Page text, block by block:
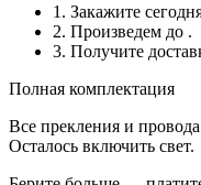
1. Закажите
2. Произведем до .
3. Получите
Полная комплектация
Все прекления и
Осталось включить свет.